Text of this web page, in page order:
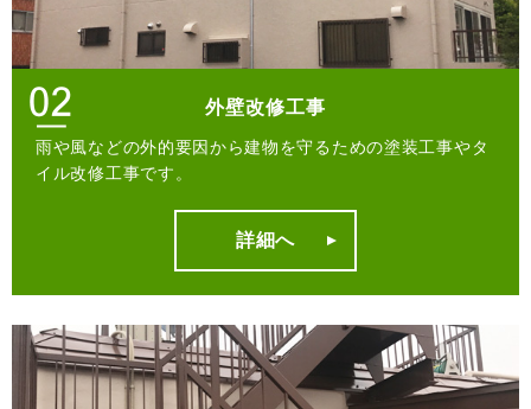
外壁改修工事
雨や風などの外的要因から建物を守るための塗装工事やタ
イル改修工事です。
詳細へ